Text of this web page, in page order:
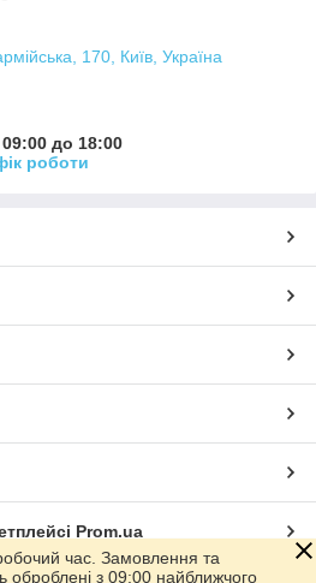
170, Київ, Україна
до 18:00
роботи
Prom.ua
час. Замовлення та
оброблені з 09:00 найближчого